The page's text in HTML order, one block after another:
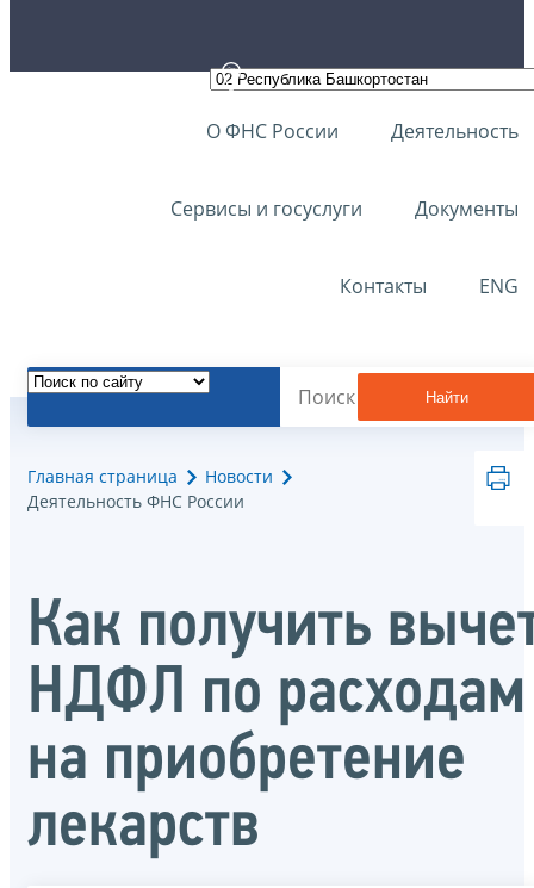
О ФНС России Деятельность
Сервисы и госуслуги Документы
Контакты ENG
Найти
Главная страница
Новости
Деятельность ФНС России
Как получить
НДФЛ по расходам
на приобретение
лекарств